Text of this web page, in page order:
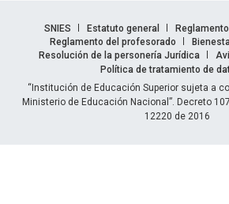
Enlaces legales
SNIES Estatuto general
Reglamento del profesorado
Resolución de la personería Jurídica
Política de tratamiento de
Información legal
“Institución de Educación Superior sujeta a
Ministerio de Educación Nacional”. Decreto
12220 de 2016